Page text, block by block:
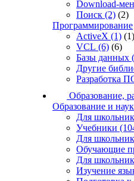
Download-
Поиск (2) (2)
Программирование
ActiveX (1) (1)
VCL (6) (6)
Базы данных
Другие
Разработка
Образование,
Образование и
Для
Учебники
Для
Обучающие
Для
Изучение